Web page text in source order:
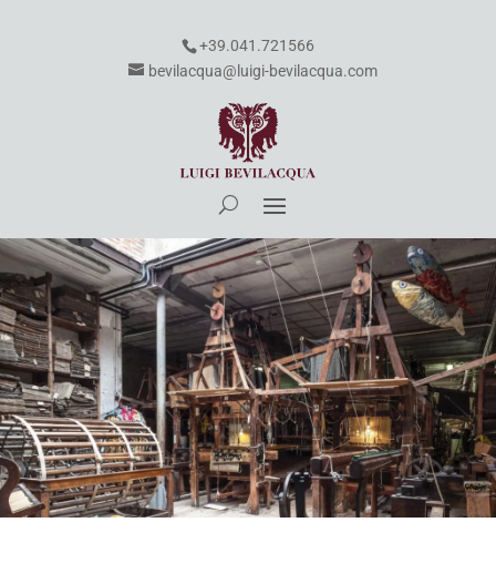
+39.041.721566
bevilacqua@luigi-bevilacqua.com